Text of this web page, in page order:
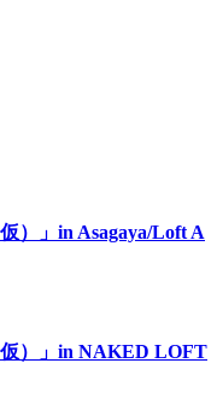
）」in Asagaya/Loft A
）」in NAKED LOFT